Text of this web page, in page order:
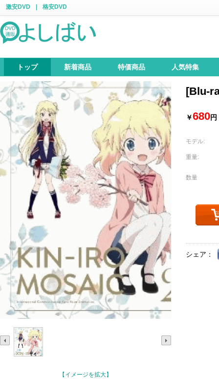
激安DVD 格安DVD
トップ 新着商品 特価商品 人気特集
【イメージを拡大】
[Blu-
￥680円
モデル:
重量:
数量
シェア：